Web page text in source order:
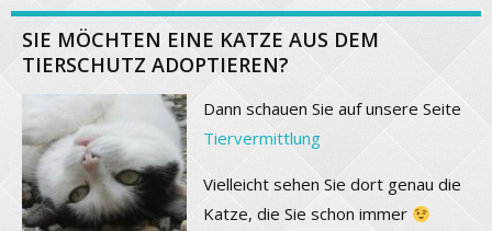
SIE MÖCHTEN EINE KATZE AUS DEM
TIERSCHUTZ ADOPTIEREN?
Dann schauen Sie auf unsere Seite
Tiervermittlung
Vielleicht sehen Sie dort genau die
Katze, die Sie schon immer